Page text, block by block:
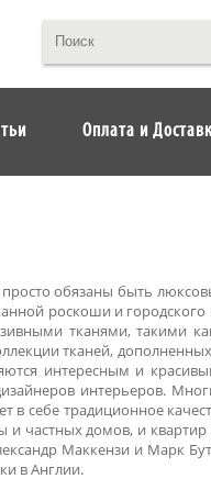
Оплата и
обязаны быть
роскоши и
тканями, такими
тканей,
интересным и
интерьеров.
себе традиционное
частных домов, и
Маккензи и Марк
в Англии.